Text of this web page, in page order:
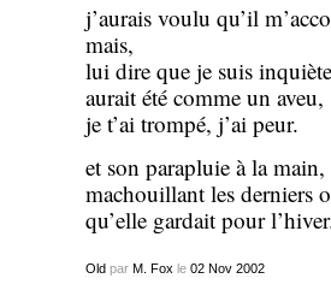
j’aurais voulu qu’il
mais,
lui dire que je suis inquiète
aurait été comme un aveu,
je t’ai trompé, j’ai peur.
et son parapluie à la
machouillant les derniers
qu’elle gardait pour
Oldpar M. Fox le 02 Nov 2002